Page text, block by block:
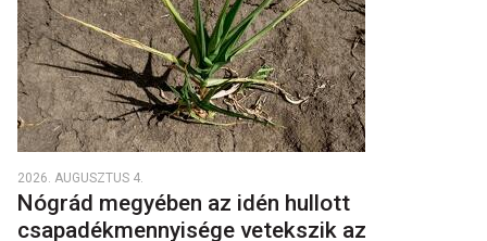
2026. AUGUSZTUS 4.
Nógrád megyében az idén hullott
csapadékmennyisége vetekszik az